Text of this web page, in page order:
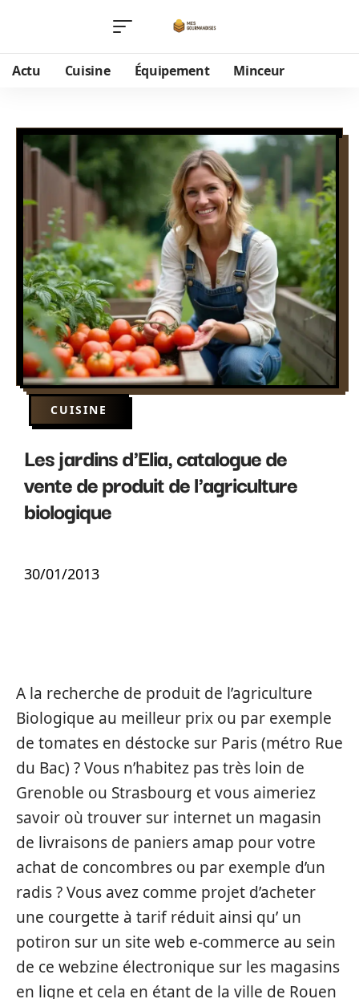
Actu Cuisine Équipement Minceur
CUISINE
Les jardins d'Elia, catalogue de
vente de produit de l'agriculture
biologique
30/01/2013
A la recherche de produit de l’agriculture
Biologique au meilleur prix ou par exemple
de tomates en déstocke sur Paris (métro Rue
du Bac) ? Vous n’habitez pas très loin de
Grenoble ou Strasbourg et vous aimeriez
savoir où trouver sur internet un magasin
de livraisons de paniers amap pour votre
achat de concombres ou par exemple d’un
radis ? Vous avez comme projet d’acheter
une courgette à tarif réduit ainsi qu’ un
potiron sur un site web e-commerce au sein
de ce webzine électronique sur les magasins
en ligne et cela en étant de la ville de Rouen